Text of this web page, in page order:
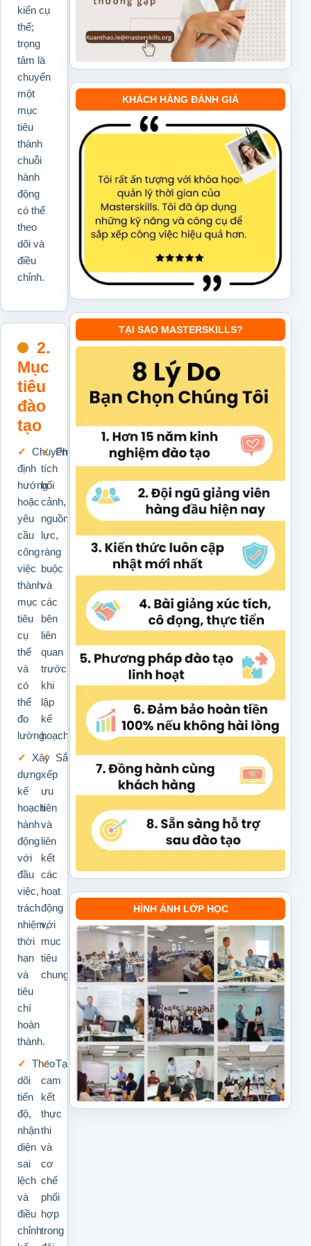
kiến cụ
thể;
trọng
tâm là
chuyển
một
mục
tiêu
thành
chuỗi
hành
động
có thể
theo
dõi và
điều
chỉnh.
2.
Mục
tiêu
đào
tạo
Chuyển
định
hướng
hoặc
yêu
cầu
công
việc
thành
mục
tiêu
cụ
thể
và
có
thể
đo
lường.
Phân
tích
bối
cảnh,
nguồn
lực,
ràng
buộc
và
các
bên
liên
quan
trước
khi
lập
kế
hoạch.
Xây
dựng
kế
hoạch
hành
động
với
đầu
việc,
trách
nhiệm,
thời
hạn
và
tiêu
chí
hoàn
thành.
Sắp
xếp
ưu
tiên
và
liên
kết
các
hoạt
động
với
mục
tiêu
chung.
Theo
dõi
tiến
độ,
nhận
diện
sai
lệch
và
điều
chỉnh
Tạo
cam
kết
thực
thi
và
cơ
chế
phối
hợp
trong
KHÁCH HÀNG ĐÁNH GIÁ
TẠI SAO MASTERSKILLS?
HÌNH ẢNH LỚP HỌC